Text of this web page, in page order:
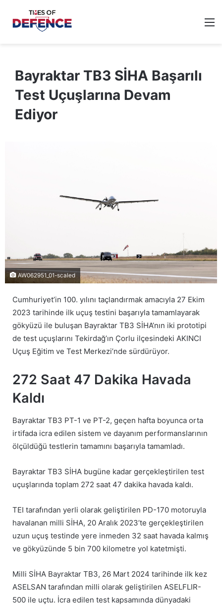
Bayraktar TB3 SİHA Başarılı
Test Uçuşlarına Devam
Ediyor
AW062951_01-scaled
Cumhuriyet’in 100. yılını taçlandırmak amacıyla 27 Ekim
2023 tarihinde ilk uçuş testini başarıyla tamamlayarak
gökyüzü ile buluşan Bayraktar TB3 SİHA’nın iki prototipi
de test uçuşlarını Tekirdağ’ın Çorlu ilçesindeki AKINCI
Uçuş Eğitim ve Test Merkezi’nde sürdürüyor.
272 Saat 47 Dakika Havada
Kaldı
Bayraktar TB3 PT-1 ve PT-2, geçen hafta boyunca orta
irtifada icra edilen sistem ve dayanım performanslarının
ölçüldüğü testlerin tamamını başarıyla tamamladı.
Bayraktar TB3 SİHA bugüne kadar gerçekleştirilen test
uçuşlarında toplam 272 saat 47 dakika havada kaldı.
TEI tarafından yerli olarak geliştirilen PD-170 motoruyla
havalanan milli SİHA, 20 Aralık 2023’te gerçekleştirilen
uzun uçuş testinde yere inmeden 32 saat havada kalmış
ve gökyüzünde 5 bin 700 kilometre yol katetmişti.
Milli SİHA Bayraktar TB3, 26 Mart 2024 tarihinde ilk kez
ASELSAN tarafından milli olarak geliştirilen ASELFLIR-
500 ile uçtu. İcra edilen test kapsamında dünyadaki